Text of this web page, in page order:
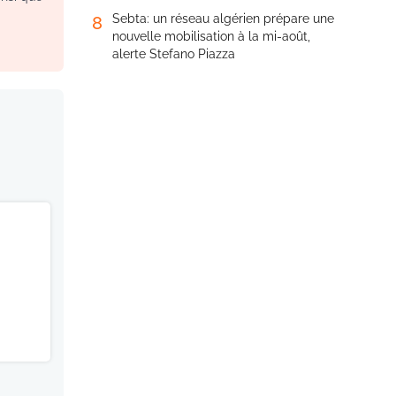
8
Sebta: un réseau algérien prépare une
nouvelle mobilisation à la mi-août,
alerte Stefano Piazza